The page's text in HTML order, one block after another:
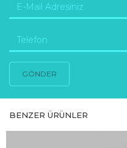
GÖNDER
BENZER ÜRÜNLER